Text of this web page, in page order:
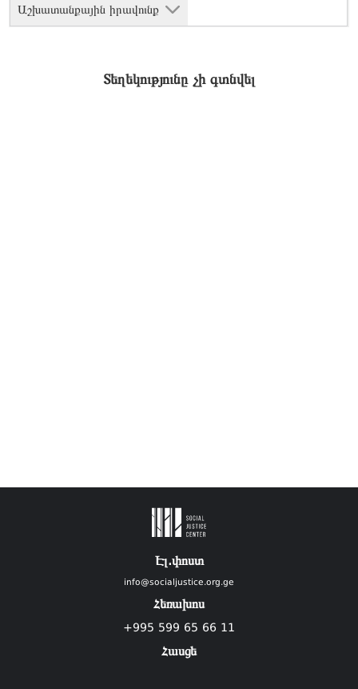
Աշխատանքային իրավունք
Տեղեկությունը չի գտնվել
Էլ.փոստ
info@socialjustice.org.ge
Հեռախոս
+995 599 65 66 11
Հասցե